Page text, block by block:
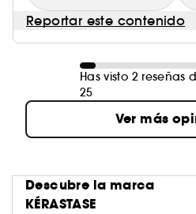
Reportar este contenido
Has visto 2 reseñas
25
Ver más
Descubre la marca
KÉRASTASE